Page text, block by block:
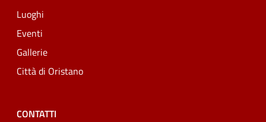
Luoghi
Eventi
Gallerie
Città di Oristano
CONTATTI